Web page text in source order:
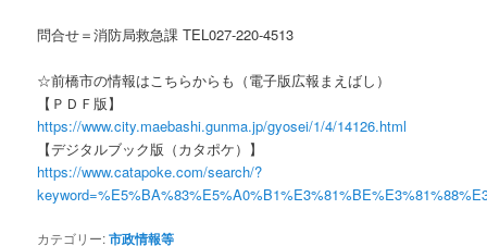
問合せ＝消防局救急課 TEL027-220-4513
☆前橋市の情報はこちらからも（電子版広報まえばし）
【ＰＤＦ版】
https://www.city.maebashi.gunma.jp/gyosei/1/4/14126.html
【デジタルブック版（カタポケ）】
https://www.catapoke.com/search/?
カテゴリー:市政情報等